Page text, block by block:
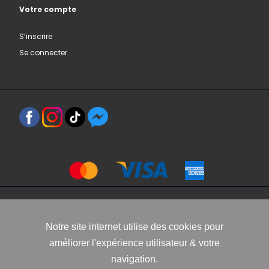
Votre compte
S’inscrire
Se connecter
Conditions générales de vente
Notre site internet utilise des cookies pour
améliorer l'expérience utilisateur & votre
navigation.